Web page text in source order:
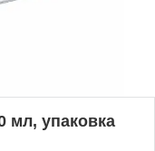
мл, упаковка